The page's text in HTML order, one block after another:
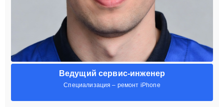
Ведущий сервис-инженер
Специализация – ремонт iPhone